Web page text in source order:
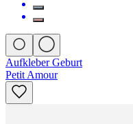
Aufkleber Geburt
Petit Amour